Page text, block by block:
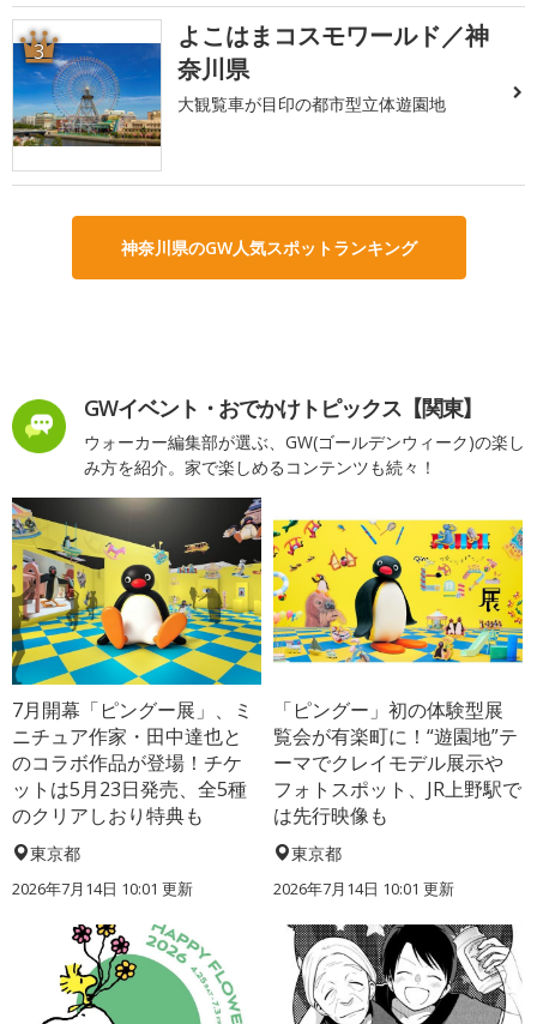
3
よこはまコスモワールド／神
奈川県
大観覧車が目印の都市型立体遊園地
神奈川県のGW人気スポットランキング
GWイベント・おでかけトピックス【関東】
ウォーカー編集部が選ぶ、GW(ゴールデンウィーク)の楽し
み方を紹介。家で楽しめるコンテンツも続々！
7月開幕「ピングー展」、ミ
ニチュア作家・田中達也と
のコラボ作品が登場！チケ
ットは5月23日発売、全5種
のクリアしおり特典も
東京都
2026年7月14日 10:01 更新
「ピングー」初の体験型展
覧会が有楽町に！“遊園地”テ
ーマでクレイモデル展示や
フォトスポット、JR上野駅で
は先行映像も
東京都
2026年7月14日 10:01 更新